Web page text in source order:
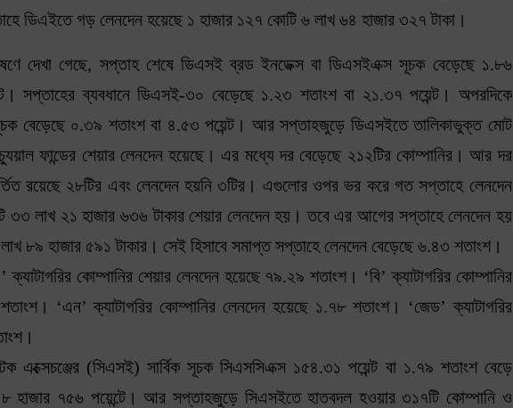
ডিএইতে গড় লেনদেন হয়েছে ১ হাজার ১২৭ কোটি ৬ লাখ ৬৪ হাজার ৩২৭ টাকা।
দেখা গেছে, সপ্তাহ শেষে ডিএসই ব্রড ইনডেক্স বা ডিএসইএক্স সূচক বেড়েছে ১.৮৬
সপ্তাহের ব্যবধানে ডিএসই-৩০ বেড়েছে ১.২৩ শতাংশ বা ২১.৩৭ পয়েন্ট। অপরদিকে
বেড়েছে ০.৩৯ শতাংশ বা ৪.৫৩ পয়েন্ট। আর সপ্তাহজুড়ে ডিএসইতে তালিকাভুক্ত মোট
ফান্ডের শেয়ার লেনদেন হয়েছে। এর মধ্যে দর বেড়েছে ২১২টির কোম্পানির। আর দর
রয়েছে ২৮টির এবং লেনদেন হয়নি ৩টির। এগুলোর ওপর ভর করে গত সপ্তাহে লেনদেন
৩৩ লাখ ২১ হাজার ৬৩৬ টাকার শেয়ার লেনদেন হয়। তবে এর আগের সপ্তাহে লেনদেন হয়
৮৯ হাজার ৫৯১ টাকার। সেই হিসাবে সমাপ্ত সপ্তাহে লেনদেন বেড়েছে ৬.৪৩ শতাংশ।
কোম্পানির শেয়ার লেনদেন হয়েছে ৭৯.২৯ শতাংশ। ‘বি’ ক্যাটাগরির কোম্পানির
‘এন’ ক্যাটাগরির কোম্পানির লেনদেন হয়েছে ১.৭৮ শতাংশ। ‘জেড’ ক্যাটাগরির
এক্সেচঞ্জের (সিএসই) সার্বিক সূচক সিএসসিএক্স ১৫৪.৩১ পয়েন্ট বা ১.৭৯ শতাংশ বেড়ে
৮ হাজার ৭৫৬ পয়েন্টে। আর সপ্তাহজুড়ে সিএসইতে হাতবদল হওয়ার ৩১৭টি কোম্পানি ও